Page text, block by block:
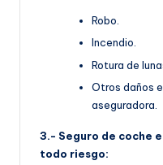
Robo.
Incendio.
Rotura de
Otros daños
aseguradora.
3.- Seguro de coche
todo riesgo: